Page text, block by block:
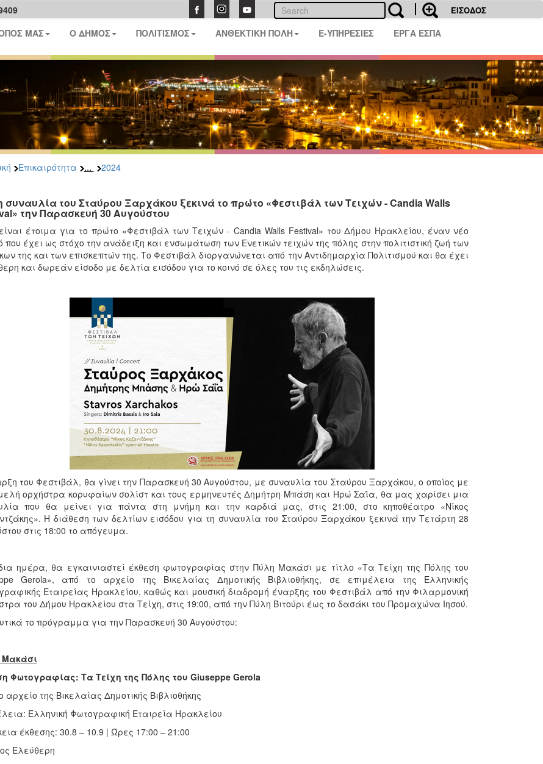
ΕΙΣΟΔΟΣ
ΜΑΣ Ο ΔΗΜΟΣ ΠΟΛΙΤΙΣΜΟΣ ΑΝΘΕΚΤΙΚΗ ΠΟΛΗ E-ΥΠΗΡΕΣΙΕΣ ΕΡΓΑ ΕΣΠΑ
Επικαιρότητα ... 2024
συναυλία του Σταύρου Ξαρχάκου ξεκινά το πρώτο «Φεστιβάλ των Τειχών - Candia Walls
την Παρασκευή 30 Αυγούστου
έτοιμα για το πρώτο «Φεστιβάλ των Τειχών - Candia Walls Festival» του Δήμου Ηρακλείου, έναν νέο
που έχει ως στόχο την ανάδειξη και ενσωμάτωση των Ενετικών τειχών της πόλης στην πολιτιστική ζωή των
της και των επισκεπτών της. Το Φεστιβάλ διοργανώνεται από την Αντιδημαρχία Πολιτισμού και θα έχει
και δωρεάν είσοδο με δελτία εισόδου για το κοινό σε όλες του τις εκδηλώσεις.
του Φεστιβάλ, θα γίνει την Παρασκευή 30 Αυγούστου, με συναυλία του Σταύρου Ξαρχάκου, ο οποίος με
ορχήστρα κορυφαίων σολίστ και τους ερμηνευτές Δημήτρη Μπάση και Ηρώ Σαΐα, θα μας χαρίσει μια
που θα μείνει για πάντα στη μνήμη και την καρδιά μας, στις 21:00, στο κηποθέατρο «Νίκος
Η διάθεση των δελτίων εισόδου για τη συναυλία του Σταύρου Ξαρχάκου ξεκινά την Τετάρτη 28
στις 18:00 το απόγευμα.
ημέρα, θα εγκαινιαστεί έκθεση φωτογραφίας στην Πύλη Μακάσι με τίτλο «Τα Τείχη της Πόλης του
Gerola», από το αρχείο της Βικελαίας Δημοτικής Βιβλιοθήκης, σε επιμέλεια της Ελληνικής
Εταιρείας Ηρακλείου, καθώς και μουσική διαδρομή έναρξης του Φεστιβάλ από την Φιλαρμονική
του Δήμου Ηρακλείου στα Τείχη, στις 19:00, από την Πύλη Βιτούρι έως το δασάκι του Προμαχώνα Ιησού.
το πρόγραμμα για την Παρασκευή 30 Αυγούστου:
Φωτογραφίας: Τα Τείχη της Πόλης του Giuseppe Gerola
αρχείο της Βικελαίας Δημοτικής Βιβλιοθήκης
Ελληνική Φωτογραφική Εταιρεία Ηρακλείου
έκθεσης: 30.8 – 10.9 | Ώρες 17:00 – 21:00
Ελεύθερη